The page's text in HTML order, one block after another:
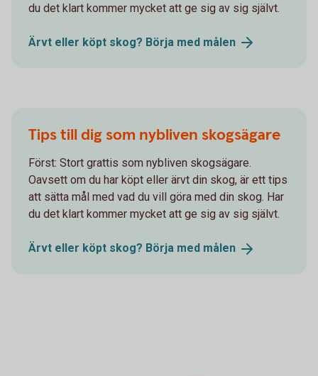
du det klart kommer mycket att ge sig av sig självt.
Ärvt eller köpt skog? Börja med målen
Tips till dig som nybliven skogsägare
Först: Stort grattis som nybliven skogsägare.
Oavsett om du har köpt eller ärvt din skog, är ett tips
att sätta mål med vad du vill göra med din skog. Har
du det klart kommer mycket att ge sig av sig självt.
Ärvt eller köpt skog? Börja med målen